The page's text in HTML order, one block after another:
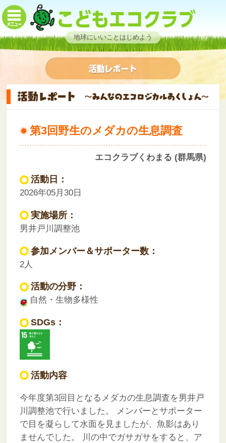
地球にいいことはじめよう
第3回野生のメダカの生息調査
エコクラブくわまる (群馬県)
活動日：
2026年05月30日
実施場所：
男井戸川調整池
参加メンバー＆サポーター数：
2人
活動の分野：
自然・生物多様性
SDGs：
活動内容
今年度第3回目となるメダカの生息調査を男井戸
川調整池で行いました。
メンバーとサポーター
で目を凝らして水面を見ましたが、魚影はあり
ませんでした。
川の中でガサガサをすると、ア